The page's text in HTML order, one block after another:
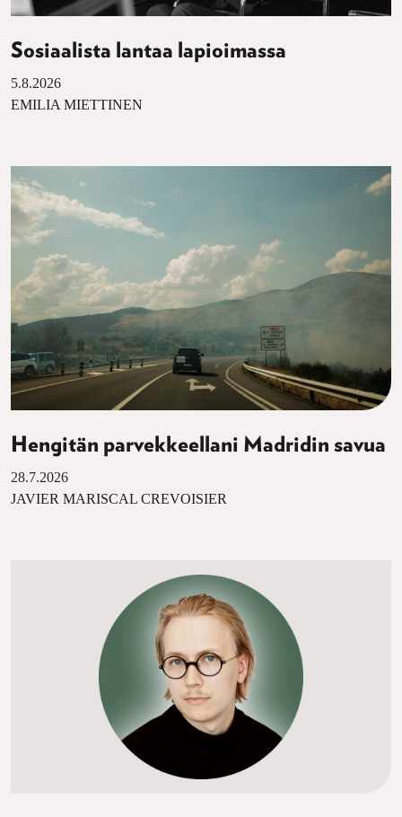
Sosiaalista lantaa lapioimassa
5.8.2026
EMILIA MIETTINEN
Hengitän parvekkeellani Madridin savua
28.7.2026
JAVIER MARISCAL CREVOISIER